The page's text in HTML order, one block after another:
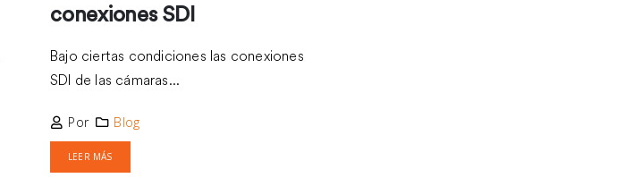
conexiones SDI
Bajo ciertas condiciones las conexiones
SDI de las cámaras...
Por Blog
LEER MÁS